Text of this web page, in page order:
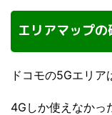
エリアマップの
ドコモの5Gエリア
4Gしか使えなかっ